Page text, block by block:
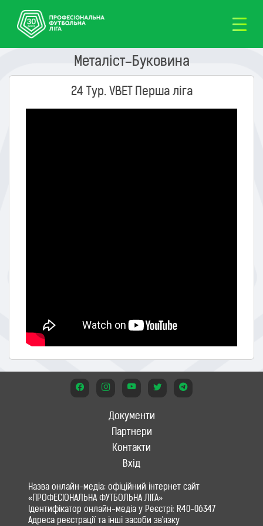
Металіст–Буковина
24 Тур. VBET Перша ліга
Документи
Партнери
Контакти
Вхід
Назва онлайн-медіа: офіційний інтернет сайт
«ПРОФЕСІОНАЛЬНА ФУТБОЛЬНА ЛІГА»
Ідентифікатор онлайн-медіа у Реєстрі: R40-06347
Адреса реєстрації та інші засоби зв'язку